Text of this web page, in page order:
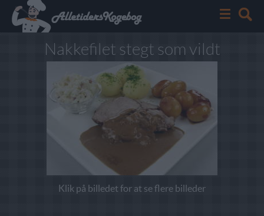
Nakkefilet stegt som vildt
Klik på billedet for at se flere billeder